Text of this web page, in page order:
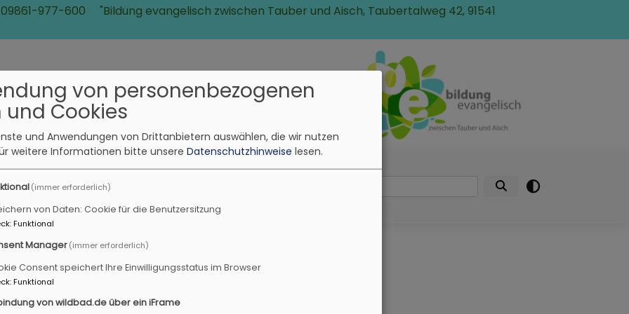
977-600
"Bildung evangelisch zwischen Tauber und Aisch, Taubertalweg 42, 91541
Berna
Himmelsbahnen
Stadtpilgern
Landesgartenschau
Über
Kulturweg
von personenbezogenen
und Cookies
und Anwendungen von Drittanbietern auswählen, die wir nutzen
weitere Informationen bitte unsere Datenschutzhinweise lesen.
(immer erforderlich)
von Daten: Cookie für die Benutzersitzung
:Funktional
Manager(immer erforderlich)
Consent speichert Ihre Einwilligungsstatus im Browser
:Funktional
von wildbad.de über ein iFrame